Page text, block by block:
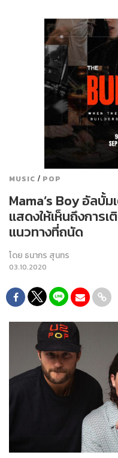
MUSIC / POP
Mama’s Boy อัลบั้
แสดงให้เห็นถึงการ
แนวทางที่ถนัด
โดย ธนากร สุนทร
03.10.2020